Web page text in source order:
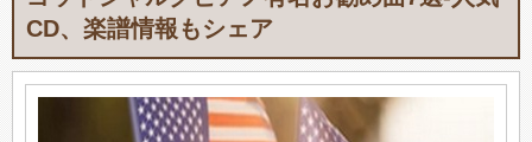
CD、楽譜情報もシェア